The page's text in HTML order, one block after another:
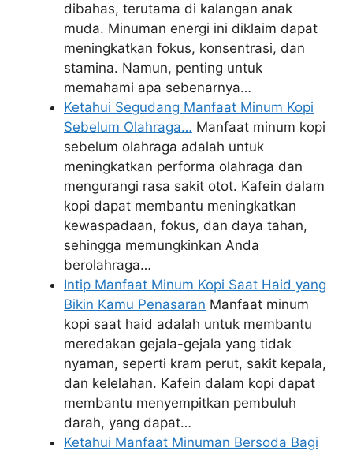
dibahas, terutama di kalangan anak
muda. Minuman energi ini diklaim dapat
meningkatkan fokus, konsentrasi, dan
stamina. Namun, penting untuk
memahami apa sebenarnya…
Ketahui Segudang Manfaat Minum Kopi
Sebelum Olahraga… Manfaat minum kopi
sebelum olahraga adalah untuk
meningkatkan performa olahraga dan
mengurangi rasa sakit otot. Kafein dalam
kopi dapat membantu meningkatkan
kewaspadaan, fokus, dan daya tahan,
sehingga memungkinkan Anda
berolahraga…
Intip Manfaat Minum Kopi Saat Haid yang
Bikin Kamu Penasaran Manfaat minum
kopi saat haid adalah untuk membantu
meredakan gejala-gejala yang tidak
nyaman, seperti kram perut, sakit kepala,
dan kelelahan. Kafein dalam kopi dapat
membantu menyempitkan pembuluh
darah, yang dapat…
Ketahui Manfaat Minuman Bersoda Bagi